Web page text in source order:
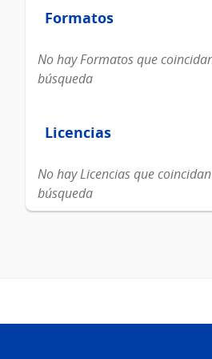
Formatos
Formatos
No hay Formatos que
búsqueda
Licencias
Licencias
No hay Licencias que
búsqueda